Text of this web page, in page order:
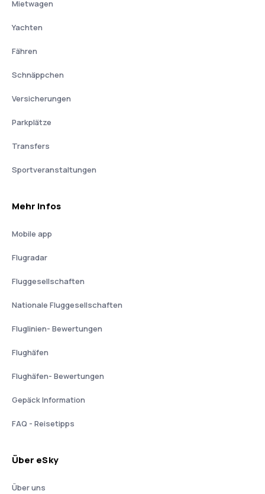
Mietwagen
Yachten
Fähren
Schnäppchen
Versicherungen
Parkplätze
Transfers
Sportveranstaltungen
Mehr Infos
Mobile app
Flugradar
Fluggesellschaften
Nationale Fluggesellschaften
Fluglinien- Bewertungen
Flughäfen
Flughäfen- Bewertungen
Gepäck Information
FAQ - Reisetipps
Über eSky
Über uns